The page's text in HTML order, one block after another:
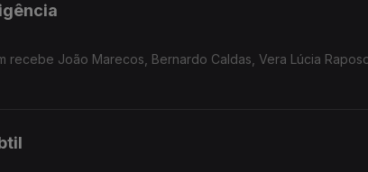
recebe João Marecos, Bernardo Caldas, Vera Lúcia